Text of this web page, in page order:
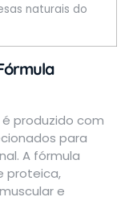
naturais do
é produzido com
para
A fórmula
proteica,
e